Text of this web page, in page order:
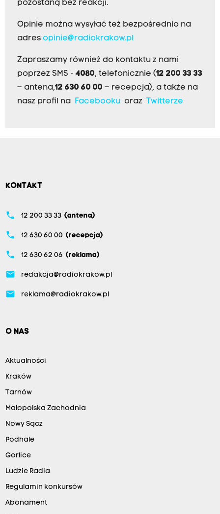
pozostaną bez reakcji.
Opinie można wysyłać też bezpośrednio na
adres opinie@radiokrakow.pl
Zapraszamy również do kontaktu z nami
poprzez SMS - 4080, telefonicznie (12 200 33 33
– antena,12 630 60 00 – recepcja), a także na
nasz profil na Facebookuoraz Twitterze
KONTAKT
phone 12 200 33 33 (antena)
phone 12 630 60 00 (recepcja)
phone 12 630 62 06 (reklama)
email redakcja@radiokrakow.pl
email reklama@radiokrakow.pl
O NAS
Aktualności
Kraków
Tarnów
Małopolska Zachodnia
Nowy Sącz
Podhale
Gorlice
Ludzie Radia
Regulamin konkursów
Abonament